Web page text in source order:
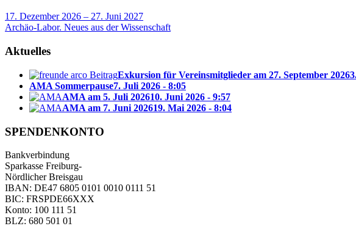
17. Dezember 2026 – 27. Juni 2027
Archäo-Labor. Neues aus der Wissenschaft
Aktuelles
Exkursion für Vereinsmitglieder am 27. September 2026
AMA Sommerpause7. Juli 2026 - 8:05
AMA am 5. Juli 202610. Juni 2026 - 9:57
AMA am 7. Juni 202619. Mai 2026 - 8:04
SPENDENKONTO
Bankverbindung
Sparkasse Freiburg-
Nördlicher Breisgau
IBAN: DE47 6805 0101 0010 0111 51
BIC: FRSPDE66XXX
Konto: 100 111 51
BLZ: 680 501 01